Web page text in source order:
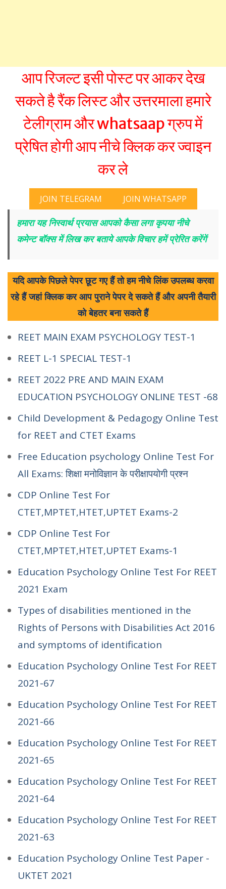
आप रिजल्ट इसी पोस्ट पर आकर देख
सकते है रैंक लिस्ट और उत्तरमाला हमारे
टेलीग्राम और whatsaap ग्रुप में
प्रेषित होगी आप नीचे क्लिक कर ज्वाइन
कर ले
JOIN TELEGRAM JOIN WHATSAPP
हमारा यह निस्वार्थ प्रयास आपको कैसा लगा कृपया नीचे
कमेन्ट बॉक्स में लिख कर बताये आपके विचार हमें प्रेरित करेंगें
यदि आपके पिछले पेपर छूट गए हैं तो हम नीचे लिंक उपलब्ध करवा
रहे हैं जहां क्लिक कर आप पुराने पेपर दे सकते हैं और अपनी तैयारी
को बेहतर बना सकते हैं
REET MAIN EXAM PSYCHOLOGY TEST-1
REET L-1 SPECIAL TEST-1
REET 2022 PRE AND MAIN EXAM
EDUCATION PSYCHOLOGY ONLINE TEST -68
Child Development & Pedagogy Online Test
for REET and CTET Exams
Free Education psychology Online Test For
All Exams: शिक्षा मनोविज्ञान के परीक्षापयोगी प्रश्न
CDP Online Test For
CTET,MPTET,HTET,UPTET Exams-2
CDP Online Test For
CTET,MPTET,HTET,UPTET Exams-1
Education Psychology Online Test For REET
2021 Exam
Types of disabilities mentioned in the
Rights of Persons with Disabilities Act 2016
and symptoms of identification
Education Psychology Online Test For REET
2021-67
Education Psychology Online Test For REET
2021-66
Education Psychology Online Test For REET
2021-65
Education Psychology Online Test For REET
2021-64
Education Psychology Online Test For REET
2021-63
Education Psychology Online Test Paper -
UKTET 2021